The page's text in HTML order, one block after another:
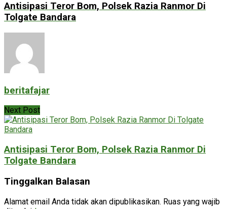
Antisipasi Teror Bom, Polsek Razia Ranmor Di
Tolgate Bandara
beritafajar
Next Post
Antisipasi Teror Bom, Polsek Razia Ranmor Di
Tolgate Bandara
Tinggalkan Balasan
Alamat email Anda tidak akan dipublikasikan. Ruas yang wajib